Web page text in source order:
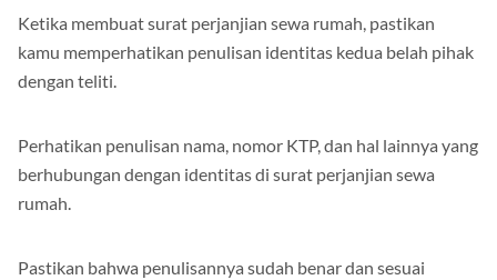
Ketika membuat surat perjanjian sewa rumah, pastikan
kamu memperhatikan penulisan identitas kedua belah pihak
dengan teliti.
Perhatikan penulisan nama, nomor KTP, dan hal lainnya yang
berhubungan dengan identitas di surat perjanjian sewa
rumah.
Pastikan bahwa penulisannya sudah benar dan sesuai